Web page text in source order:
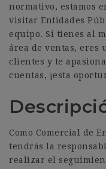
normativo, estamos
visitar Entidades
equipo. Si tienes al
área de ventas, eres
clientes y te
cuentas, ¡esta
Como Comercial de
tendrás la
realizar el